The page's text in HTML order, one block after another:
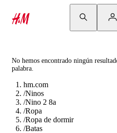
No hemos encontrado ningún
palabra.
hm.com
/Ninos
/Nino 2 8a
/Ropa
/Ropa de dormir
/Batas